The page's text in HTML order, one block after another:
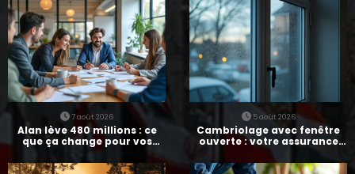
7 août 2026
Alan lève 480 millions : ce
que ça change pour vos
assurances
5 août 2026
Cambriolage avec fenêtre
ouverte : votre assurance
paie-t-elle ?